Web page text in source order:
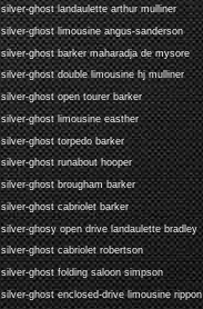
silver-ghost landaulette arthur mulliner
silver-ghost limousine angus-sanderson
silver-ghost barker maharadja de mysore
silver-ghost double limousine hj mulliner
silver-ghost open tourer barker
silver-ghost limousine easther
silver-ghost torpedo barker
silver-ghost runabout hooper
silver-ghost brougham barker
silver-ghost cabriolet barker
silver-ghosy open drive landaulette bradley
silver-ghost cabriolet robertson
silver-ghost folding saloon simpson
silver-ghost enclosed-drive limousine rippon